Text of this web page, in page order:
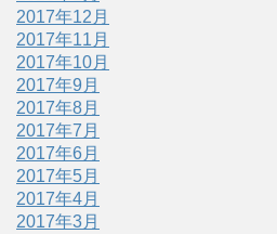
2017年12月
2017年11月
2017年10月
2017年9月
2017年8月
2017年7月
2017年6月
2017年5月
2017年4月
2017年3月